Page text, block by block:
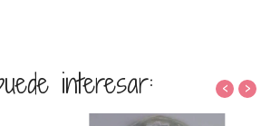
interesar: ‹ ›